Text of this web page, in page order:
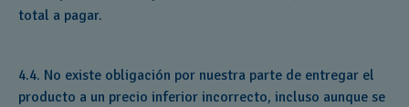
total a pagar.
4.4. No existe obligación por nuestra parte de entregar el
producto a un precio inferior incorrecto, incluso aunque se